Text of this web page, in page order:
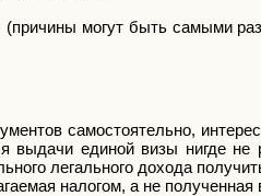
(причины могут быть самыми
самостоятельно,
единой визы нигде не
легального дохода
налогом, а не полученная